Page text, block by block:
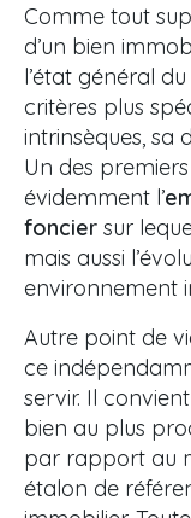
Comme tout
d’un bien
l’état général
critères plus
intrinsèques, sa
Un des
évidemment l’
foncier sur
mais aussi
environnement
Autre point de
ce
servir. Il
bien au plus
par rapport au
étalon de